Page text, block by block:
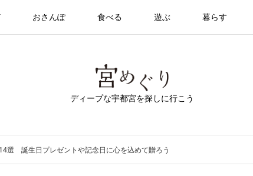
おさんぽ 食べる 遊ぶ 暮らす
ディープな宇都宮を探しに行こう
選 誕生日プレゼントや記念日に心を込めて贈ろう